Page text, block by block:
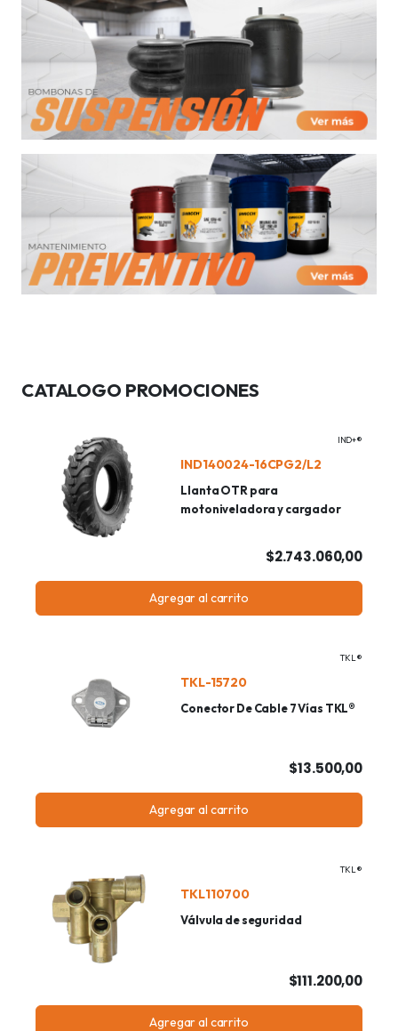
CATALOGO PROMOCIONES
IND+®
IND140024-16CPG2/L2
Llanta OTR para
motoniveladora y cargador
$2.743.060,00
Agregar al carrito
TKL®
TKL-15720
Conector De Cable 7 Vías TKL®
$13.500,00
Agregar al carrito
TKL®
TKL110700
Válvula de seguridad
$111.200,00
Agregar al carrito